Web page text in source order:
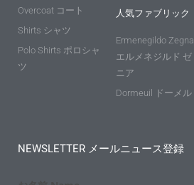
Overcoat コート
Shirts シャツ
Polo Shirts ポロシャ
ツ
人気ファブリック
Ermenegildo Zegna
エルメネジルド ゼ
ニア
Dormeuil ドーメル
NEWSLETTER メールニュース登録